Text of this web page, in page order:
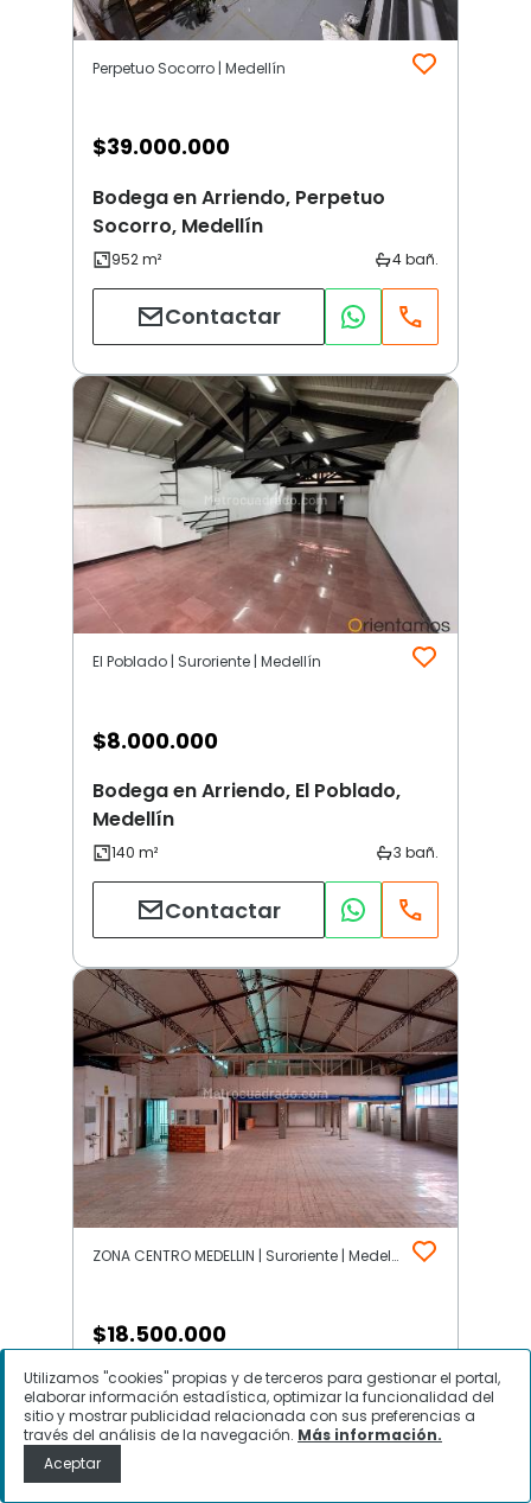
Perpetuo Socorro | Medellín
$39.000.000
Bodega en Arriendo, Perpetuo
Socorro, Medellín
Contactar
El Poblado | Suroriente | Medellín
$8.000.000
Bodega en Arriendo, El Poblado,
Medellín
Contactar
ZONA CENTRO MEDELLIN | Suroriente | Medellín
$18.500.000
Bodega en Arriendo, ZONA CENTRO
MEDELLIN, Medellín
Utilizamos "cookies" propias y de terceros para gestionar el portal,
elaborar información estadística, optimizar la funcionalidad del
sitio y mostrar publicidad relacionada con sus preferencias a
través del análisis de la navegación. Más información.
Aceptar